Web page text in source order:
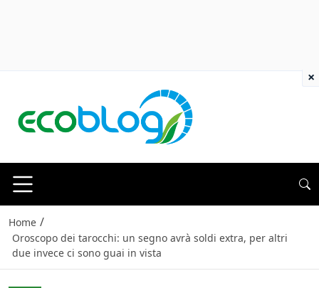
Home /
Oroscopo dei tarocchi: un segno avrà soldi extra, per altri
due invece ci sono guai in vista
×